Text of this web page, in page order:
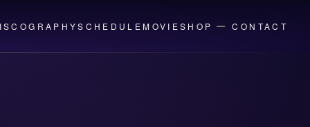
SCHEDULEMOVIESHOP CONTACT